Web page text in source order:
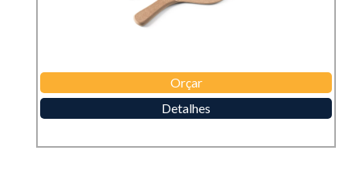
Orçar
Detalhes